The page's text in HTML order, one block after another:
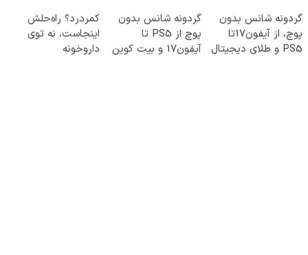
گردونه شانس بدون
پوچ، از آیفون17تا
PS5 و طلای دیجیتال
گردونه شانس بدون
پوچ از PS5 تا
آیفون17 و بیت کوین
کمردرد؟ راه‌حلش
اینجاست، نه توی
داروخونه